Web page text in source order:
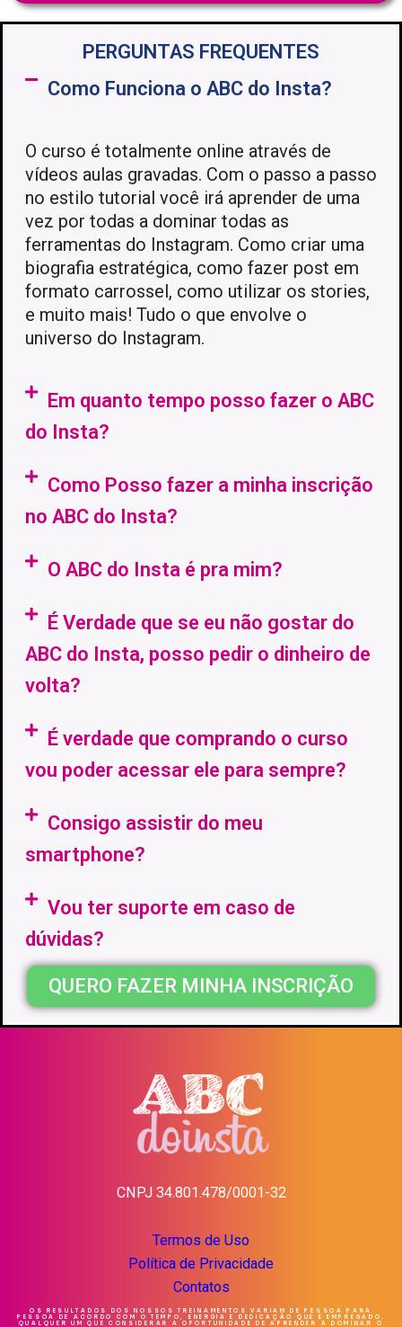
PERGUNTAS FREQUENTES
Como Funciona o ABC do Insta?
O curso é totalmente online através de
vídeos aulas gravadas. Com o passo a passo
no estilo tutorial você irá aprender de uma
vez por todas a dominar todas as
ferramentas do Instagram. Como criar uma
biografia estratégica, como fazer post em
formato carrossel, como utilizar os stories,
e muito mais! Tudo o que envolve o
universo do Instagram.
Em quanto tempo posso fazer o ABC
do Insta?
Como Posso fazer a minha inscrição
no ABC do Insta?
O ABC do Insta é pra mim?
É Verdade que se eu não gostar do
ABC do Insta, posso pedir o dinheiro de
volta?
É verdade que comprando o curso
vou poder acessar ele para sempre?
Consigo assistir do meu
smartphone?
Vou ter suporte em caso de
dúvidas?
QUERO FAZER MINHA INSCRIÇÃO
CNPJ 34.801.478/0001-32
Termos de Uso
Política de Privacidade
Contatos
OS RESULTADOS DOS NOSSOS TREINAMENTOS VARIAM DE PESSOA PARA
PESSOA DE ACORDO COM O TEMPO, ENERGIA E DEDICAÇÃO QUE É EMPREGADO.
QUALQUER UM QUE CONSIDERAR A OPORTUNIDADE DE APRENDER A DOMINAR O